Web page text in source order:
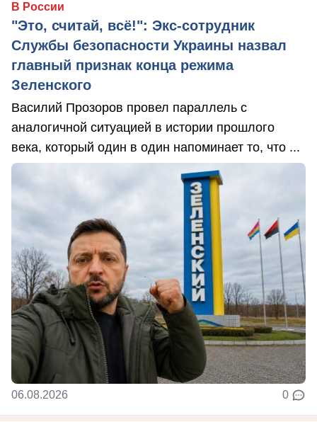
В России
"Это, считай, всё!": Экс-сотрудник
Службы безопасности Украины назвал
главный признак конца режима
Зеленского
Василий Прозоров провел параллель с
аналогичной ситуацией в истории прошлого
века, который один в один напоминает то, что ...
06.08.2026 0